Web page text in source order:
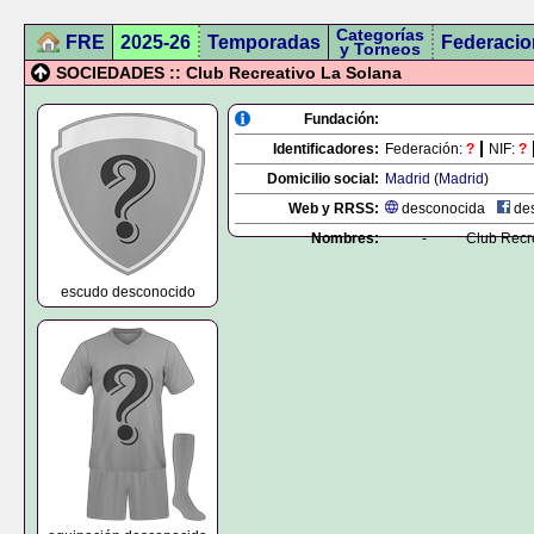
FRE 2025-26 Temporadas Categorías
y Torneos
SOCIEDADES :: Club Recreativo La Solana
escudo desconocido
Fundación:
Identificadores: Federación: ? NIF: ?
Domicilio social: Madrid (Madrid)
Web y RRSS:
desconocida
Nombres:
- Club